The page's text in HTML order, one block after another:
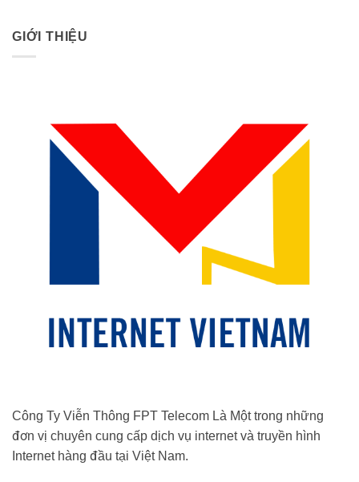
GIỚI THIỆU
Công Ty Viễn Thông FPT Telecom Là Một trong những
đơn vị chuyên cung cấp dịch vụ internet và truyền hình
Internet hàng đầu tại Việt Nam.